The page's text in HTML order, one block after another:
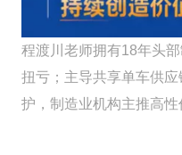
程渡川老师拥有18年头
扭亏；主导共享单车供
护，制造业机构主推高性